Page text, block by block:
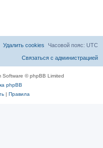
Часовой пояс: UTC
Удалить cookies
Связаться с администрацией
Software © phpBB Limited
phpBB
| Правила